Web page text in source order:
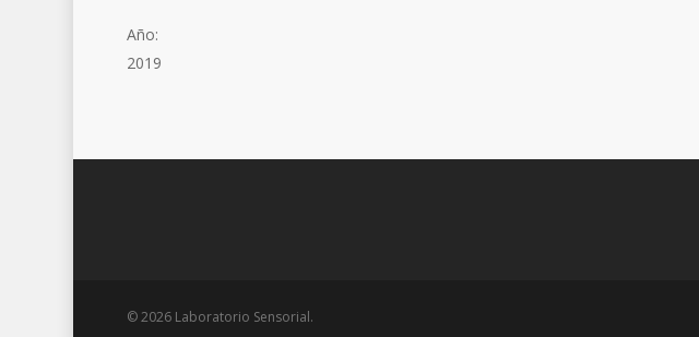
Año:
2019
© 2026 Laboratorio Sensorial.